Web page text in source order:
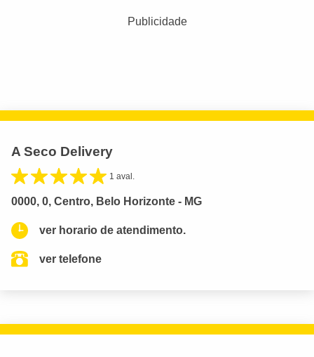
Publicidade
A Seco Delivery
1 aval.
0000, 0, Centro, Belo Horizonte - MG
ver horario de atendimento.
ver telefone